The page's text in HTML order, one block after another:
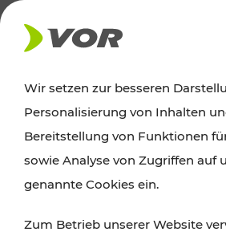
AKTUELLES
Ausflugstipps
Wien, Niederösterreich und das
Wanderungen, Kultur und
Wir setzen zur besseren
Personalisierung von Inhalten
Bereitstellung von Funktionen
sowie Analyse von Zugriffen auf
genannte Cookies ein.
Zum Betrieb unserer Website